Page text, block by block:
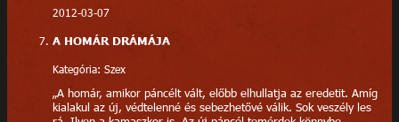
2012-03-07
A HOMÁR DRÁMÁJA
Kategória: Szex
„A homár, amikor páncélt vált, előbb elhullatja az eredetit. Amíg
kialakul az új, védtelenné és sebezhetővé válik. Sok veszély les